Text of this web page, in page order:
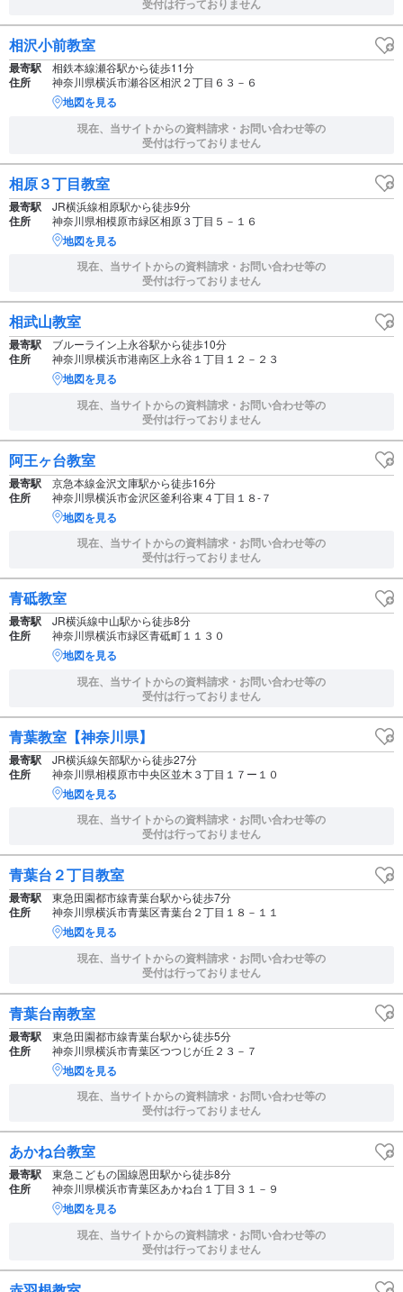
受付は行っておりません
相沢小前教室
最寄駅 相鉄本線瀬谷駅から徒歩11分
住所 神奈川県横浜市瀬谷区相沢２丁目６３－６
地図を見る
現在、当サイトからの資料請求・お問い合わせ等の
受付は行っておりません
相原３丁目教室
最寄駅 JR横浜線相原駅から徒歩9分
住所 神奈川県相模原市緑区相原３丁目５－１６
地図を見る
現在、当サイトからの資料請求・お問い合わせ等の
受付は行っておりません
相武山教室
最寄駅 ブルーライン上永谷駅から徒歩10分
住所 神奈川県横浜市港南区上永谷１丁目１２－２３
地図を見る
現在、当サイトからの資料請求・お問い合わせ等の
受付は行っておりません
阿王ヶ台教室
最寄駅 京急本線金沢文庫駅から徒歩16分
住所 神奈川県横浜市金沢区釜利谷東４丁目１８‐７
地図を見る
現在、当サイトからの資料請求・お問い合わせ等の
受付は行っておりません
青砥教室
最寄駅 JR横浜線中山駅から徒歩8分
住所 神奈川県横浜市緑区青砥町１１３０
地図を見る
現在、当サイトからの資料請求・お問い合わせ等の
受付は行っておりません
青葉教室【神奈川県】
最寄駅 JR横浜線矢部駅から徒歩27分
住所 神奈川県相模原市中央区並木３丁目１７ー１０
地図を見る
現在、当サイトからの資料請求・お問い合わせ等の
受付は行っておりません
青葉台２丁目教室
最寄駅 東急田園都市線青葉台駅から徒歩7分
住所 神奈川県横浜市青葉区青葉台２丁目１８－１１
地図を見る
現在、当サイトからの資料請求・お問い合わせ等の
受付は行っておりません
青葉台南教室
最寄駅 東急田園都市線青葉台駅から徒歩5分
住所 神奈川県横浜市青葉区つつじが丘２３－７
地図を見る
現在、当サイトからの資料請求・お問い合わせ等の
受付は行っておりません
あかね台教室
最寄駅 東急こどもの国線恩田駅から徒歩8分
住所 神奈川県横浜市青葉区あかね台１丁目３１－９
地図を見る
現在、当サイトからの資料請求・お問い合わせ等の
受付は行っておりません